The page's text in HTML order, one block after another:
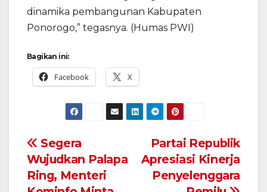
dinamika pembangunan Kabupaten
Ponorogo,” tegasnya. (Humas PWI)
Bagikan ini:
Facebook X
Navigasi
pos
Partai Republik
Apresiasi Kinerja
Penyelenggara
Segera
Wujudkan Palapa
Ring, Menteri